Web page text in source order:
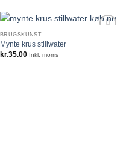
BRUGSKUNST
Mynte krus stillwater
kr.35.00 Inkl. moms